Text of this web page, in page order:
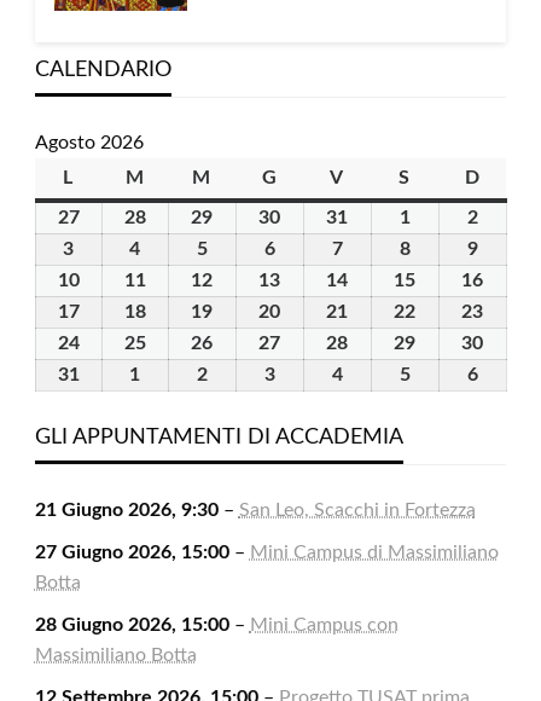
CALENDARIO
Agosto 2026
L
M martedì
M mercoledì
G giovedìV venerdì
S D
2727
Luglio
2026
2828
29 30 31 11
Agosto
2026
22
Agosto
2026
3
Agosto
2026
4
Agosto
2026
55
Agosto
2026
66
Agosto
2026
77
Agosto
2026
88
Agosto
2026
99
Agosto
2026
1010
Agosto
2026
1111
Agosto
2026
12
Agosto
13
Agosto
14
Agosto
15
Agosto
16
1717
Agosto
1818
Agosto
19
Agosto
20
Agosto
21
Agosto
22
Agosto
23
2424
Agosto
2525
Agosto
26
Agosto
27
Agosto
28
Agosto
29
Agosto
30
3131
2026
1
2026
22
2026
33
2026
44
2026
55
66
GLI APPUNTAMENTI DI ACCADEMIA
21 Giugno 2026, 9:30– San Leo, Scacchi in Fortezza
27 Giugno 2026, 15:00– Mini Campus di Massimiliano
Botta
28 Giugno 2026, 15:00– Mini Campus con
Massimiliano Botta